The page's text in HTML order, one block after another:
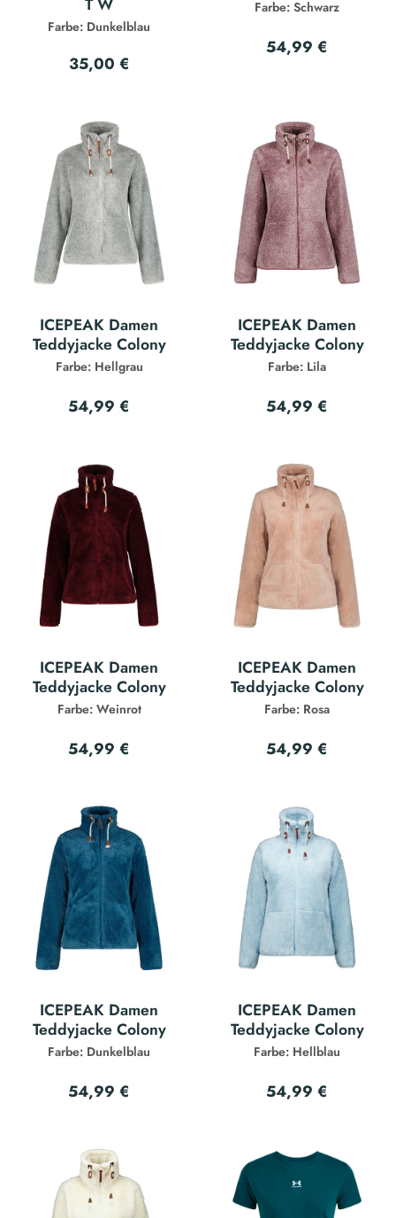
Farbe: Dunkelblau
35,00 €
Farbe: Schwarz
54,99 €
ICEPEAK Damen
Teddyjacke Colony
Farbe: Hellgrau
54,99 €
ICEPEAK Damen
Teddyjacke Colony
Farbe: Lila
54,99 €
ICEPEAK Damen
Teddyjacke Colony
Farbe: Weinrot
54,99 €
ICEPEAK Damen
Teddyjacke Colony
Farbe: Rosa
54,99 €
ICEPEAK Damen
Teddyjacke Colony
Farbe: Dunkelblau
54,99 €
ICEPEAK Damen
Teddyjacke Colony
Farbe: Hellblau
54,99 €